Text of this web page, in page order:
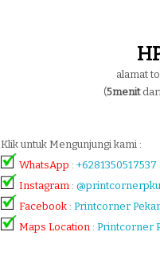
alamat
(5menitdari
Klik untuk Mengunjungi kami :
WhatsApp : +6281350517537
Instagram : @printcornerpku
Facebook : Printcorner
Maps Location : Printcorner